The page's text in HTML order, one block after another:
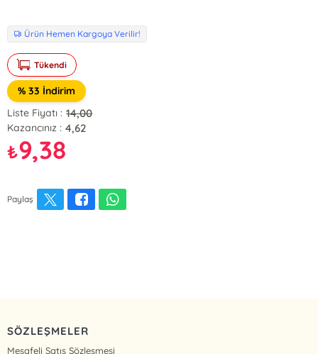
Ürün Hemen Kargoya Verilir!
Tükendi
% 33 İndirim
Liste Fiyatı : 14,00
Kazancınız : 4,62
₺9,38
Paylaş
SÖZLEŞMELER
Mesafeli Satış Sözleşmesi